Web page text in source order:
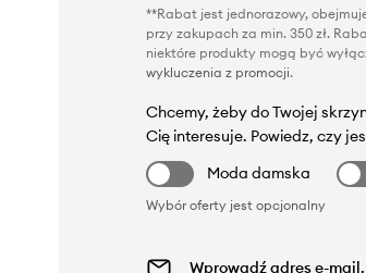
**Rabat jest jednorazowy,
przy zakupach za min. 350 zł.
niektóre produkty mogą być
wykluczenia z promocji.
Chcemy, żeby do Twojej
Cię interesuje. Powiedz, czy
Moda damska
Wybór oferty jest opcjonalny